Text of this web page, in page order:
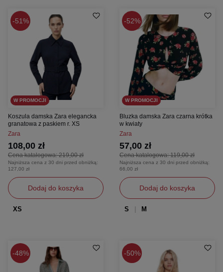
51%
W PROMOCJI
Koszula damska Zara elegancka
granatowa z paskiem r. XS
Zara
Cena katalogowa:219,00 zł
108,00 zł
Najniższa cena z 30 dni przed obniżką:
127,00 zł
Dodaj do koszyka
XS
52%
W PROMOCJI
Bluzka damska Zara czarna krótka
w kwiaty
Zara
Cena katalogowa:119,00 zł
57,00 zł
Najniższa cena z 30 dni przed obniżką:
66,00 zł
Dodaj do koszyka
S M
48% 50%